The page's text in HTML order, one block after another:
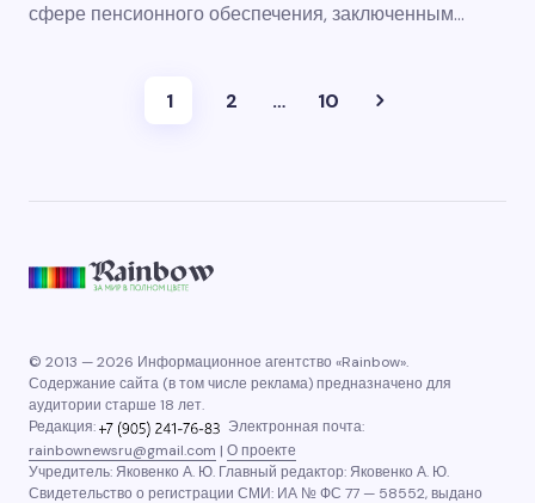
сфере пенсионного обеспечения, заключенным…
1 2 … 10
© 2013 — 2026 Информационное агентство «Rainbow».
Содержание сайта (в том числе реклама) предназначено для
аудитории старше 18 лет.
Редакция:
Электронная почта:
rainbownewsru@gmail.com | О проекте
Учредитель: Яковенко А. Ю. Главный редактор: Яковенко А. Ю.
Свидетельство о регистрации СМИ: ИА № ФС 77 — 58552, выдано